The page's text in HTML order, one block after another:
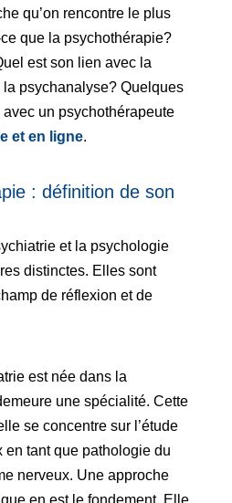
qu’on rencontre le plus
que la psychothérapie?
est son lien avec la
psychanalyse? Quelques
un psychothérapeute
et en ligne.
: définition de son
et la psychologie
distinctes. Elles sont
de réflexion et de
est née dans la
une spécialité. Cette
se concentre sur l’étude
en tant que pathologie du
nerveux. Une approche
en est le fondement. Elle